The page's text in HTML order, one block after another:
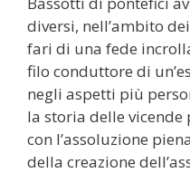
diversi, nell’ambito
fari di una fede
filo conduttore di
negli aspetti più
la storia delle vicende
con l’assoluzione
della creazione